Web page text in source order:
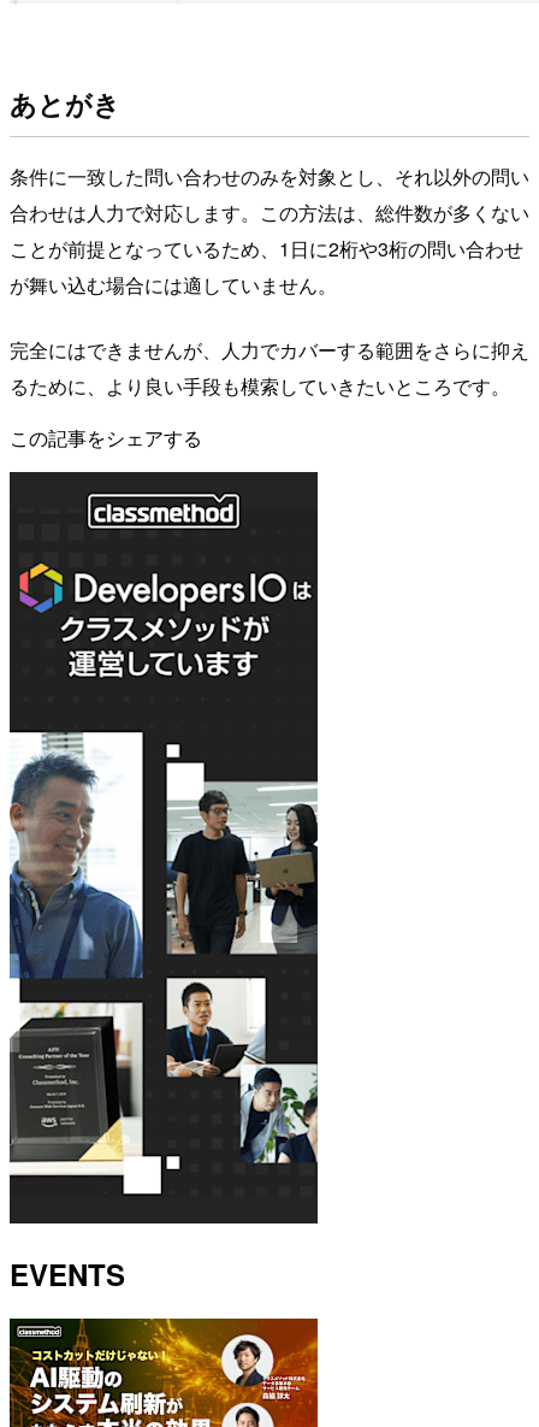
あとがき
条件に一致した問い合わせのみを対象とし、それ以外の問い
合わせは人力で対応します。この方法は、総件数が多くない
ことが前提となっているため、1日に2桁や3桁の問い合わせ
が舞い込む場合には適していません。
完全にはできませんが、人力でカバーする範囲をさらに抑え
るために、より良い手段も模索していきたいところです。
この記事をシェアする
EVENTS